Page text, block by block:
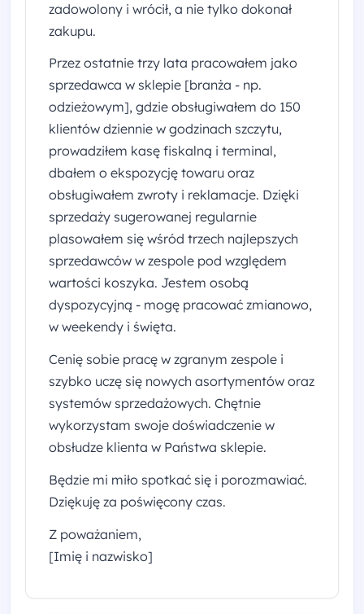
zadowolony i wrócił, a nie tylko dokonał
zakupu.
Przez ostatnie trzy lata pracowałem jako
sprzedawca w sklepie [branża - np.
odzieżowym], gdzie obsługiwałem do 150
klientów dziennie w godzinach szczytu,
prowadziłem kasę fiskalną i terminal,
dbałem o ekspozycję towaru oraz
obsługiwałem zwroty i reklamacje. Dzięki
sprzedaży sugerowanej regularnie
plasowałem się wśród trzech najlepszych
sprzedawców w zespole pod względem
wartości koszyka. Jestem osobą
dyspozycyjną - mogę pracować zmianowo,
w weekendy i święta.
Cenię sobie pracę w zgranym zespole i
szybko uczę się nowych asortymentów oraz
systemów sprzedażowych. Chętnie
wykorzystam swoje doświadczenie w
obsłudze klienta w Państwa sklepie.
Będzie mi miło spotkać się i porozmawiać.
Dziękuję za poświęcony czas.
Z poważaniem,
[Imię i nazwisko]